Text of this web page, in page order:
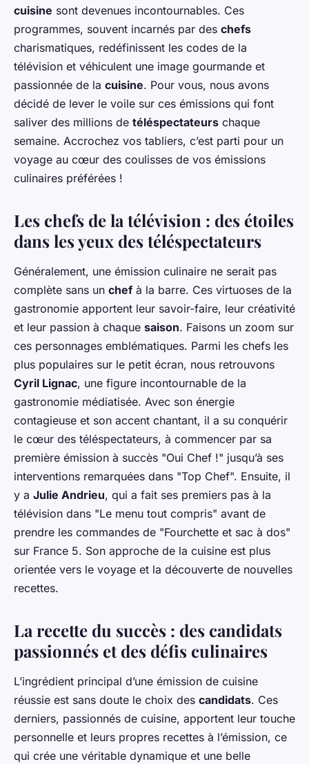
cuisine sont devenues incontournables. Ces
programmes, souvent incarnés par des chefs
charismatiques, redéfinissent les codes de la
télévision et véhiculent une image gourmande et
passionnée de la cuisine. Pour vous, nous avons
décidé de lever le voile sur ces émissions qui font
saliver des millions de téléspectateurs chaque
semaine. Accrochez vos tabliers, c’est parti pour un
voyage au cœur des coulisses de vos émissions
culinaires préférées !
Les chefs de la télévision : des étoiles
dans les yeux des téléspectateurs
Généralement, une émission culinaire ne serait pas
complète sans un chefà la barre. Ces virtuoses de la
gastronomie apportent leur savoir-faire, leur créativité
et leur passion à chaque saison. Faisons un zoom sur
ces personnages emblématiques. Parmi les chefs les
plus populaires sur le petit écran, nous retrouvons
Cyril Lignac, une figure incontournable de la
gastronomie médiatisée. Avec son énergie
contagieuse et son accent chantant, il a su conquérir
le cœur des téléspectateurs, à commencer par sa
première émission à succès "Oui Chef !" jusqu’à ses
interventions remarquées dans "Top Chef". Ensuite, il
y a Julie Andrieu, qui a fait ses premiers pas à la
télévision dans "Le menu tout compris" avant de
prendre les commandes de "Fourchette et sac à dos"
sur France 5. Son approche de la cuisine est plus
orientée vers le voyage et la découverte de nouvelles
recettes.
La recette du succès : des candidats
passionnés et des défis culinaires
L’ingrédient principal d’une émission de cuisine
réussie est sans doute le choix des candidats. Ces
derniers, passionnés de cuisine, apportent leur touche
personnelle et leurs propres recettes à l’émission, ce
qui crée une véritable dynamique et une belle